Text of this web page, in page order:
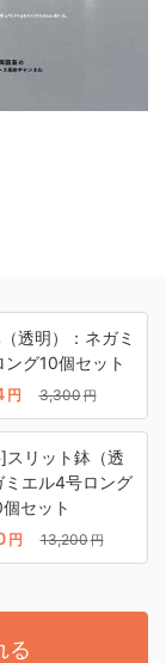
透明）：ネガミ
グ10個セット
円 3,300円
スリット鉢（透
ミエル4号ロング
セット
円 13,200円
る